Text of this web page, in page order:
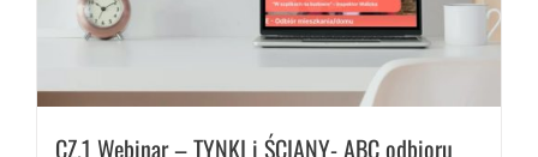
CZ.1 Webinar – TYNKI i ŚCIANY- ABC odbioru